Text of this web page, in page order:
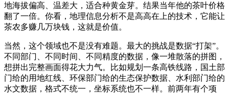
地海拔偏高、温差大，适合种黄金芽。结果当年他的茶叶价格
翻了一倍。你看，地理信息分析不是高高在上的技术，它能让
茶农多赚几万块钱，这就是价值。
当然，这个领域也不是没有难题。最大的挑战是数据“打架”。
不同部门、不同时间、不同精度的数据，像一堆散落的拼图，
想拼出完整画面得花大力气。比如规划一条高铁线路，国土部
门给的用地红线、环保部门给的生态保护数据、水利部门给的
水文数据，格式不统一，坐标系统也不一样。前两年有个项